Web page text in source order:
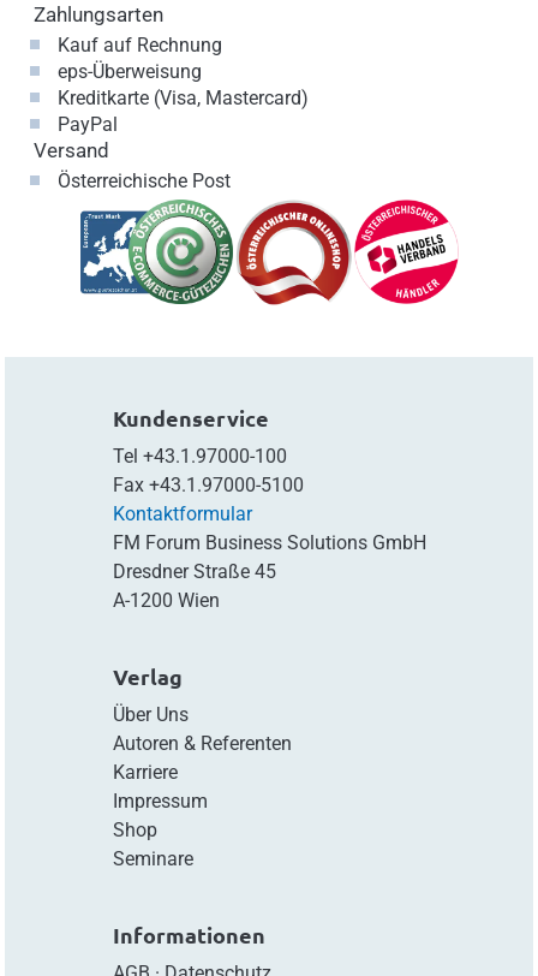
Zahlungsarten
Kauf auf Rechnung
eps-Überweisung
Kreditkarte (Visa, Mastercard)
PayPal
Versand
Österreichische Post
Kundenservice
Tel +43.1.97000-100
Fax +43.1.97000-5100
Kontaktformular
FM Forum Business Solutions GmbH
Dresdner Straße 45
A-1200 Wien
Verlag
Über Uns
Autoren & Referenten
Karriere
Impressum
Shop
Seminare
Informationen